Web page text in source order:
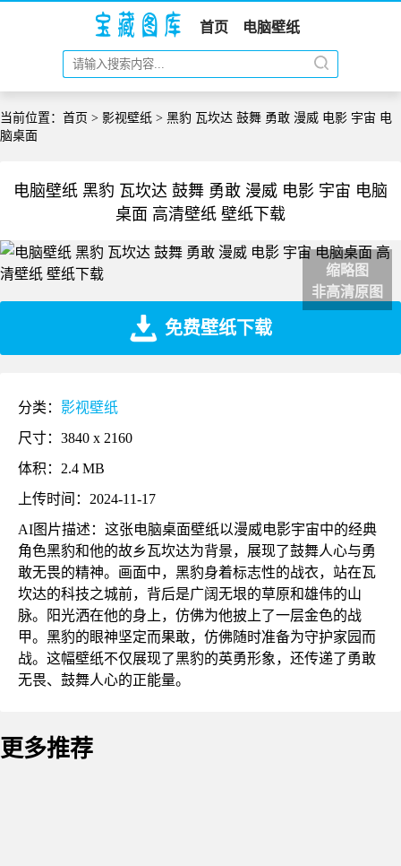
首页 电脑壁纸
当前位置： 首页 > 影视壁纸 > 黑豹 瓦坎达 鼓舞 勇敢 漫威 电影 宇宙 电
脑桌面
电脑壁纸 黑豹 瓦坎达 鼓舞 勇敢 漫威 电影 宇宙 电脑
桌面 高清壁纸 壁纸下载
缩略图
非高清原图
免费壁纸下载
分类： 影视壁纸
尺寸：3840 x 2160
体积：2.4 MB
上传时间：2024-11-17
AI图片描述：这张电脑桌面壁纸以漫威电影宇宙中的经典
角色黑豹和他的故乡瓦坎达为背景，展现了鼓舞人心与勇
敢无畏的精神。画面中，黑豹身着标志性的战衣，站在瓦
坎达的科技之城前，背后是广阔无垠的草原和雄伟的山
脉。阳光洒在他的身上，仿佛为他披上了一层金色的战
甲。黑豹的眼神坚定而果敢，仿佛随时准备为守护家园而
战。这幅壁纸不仅展现了黑豹的英勇形象，还传递了勇敢
无畏、鼓舞人心的正能量。
更多推荐